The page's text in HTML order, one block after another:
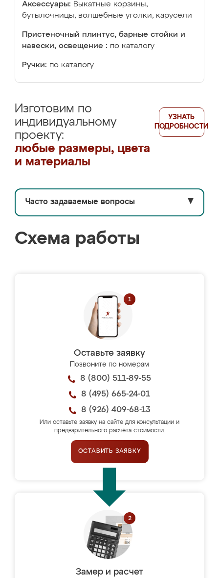
Аксессуары: Выкатные корзины,
бутылочницы, волшебные уголки, карусели
Пристеночный плинтус, барные стойки и
навески, освещение : по каталогу
Ручки: по каталогу
Изготовим по
индивидуальному
проекту:
любые размеры, цвета
и материалы
УЗНАТЬ
ПОДРОБНОСТИ
Часто задаваемые вопросы ▼
Схема работы
Оставьте заявку
Позвоните по номерам
8 (800) 511-89-55
8 (495) 665-24-01
8 (926) 409-68-13
Или оставьте заявку на сайте для консультации и
предварительного расчёта стоимости.
ОСТАВИТЬ ЗАЯВКУ
Замер и расчет